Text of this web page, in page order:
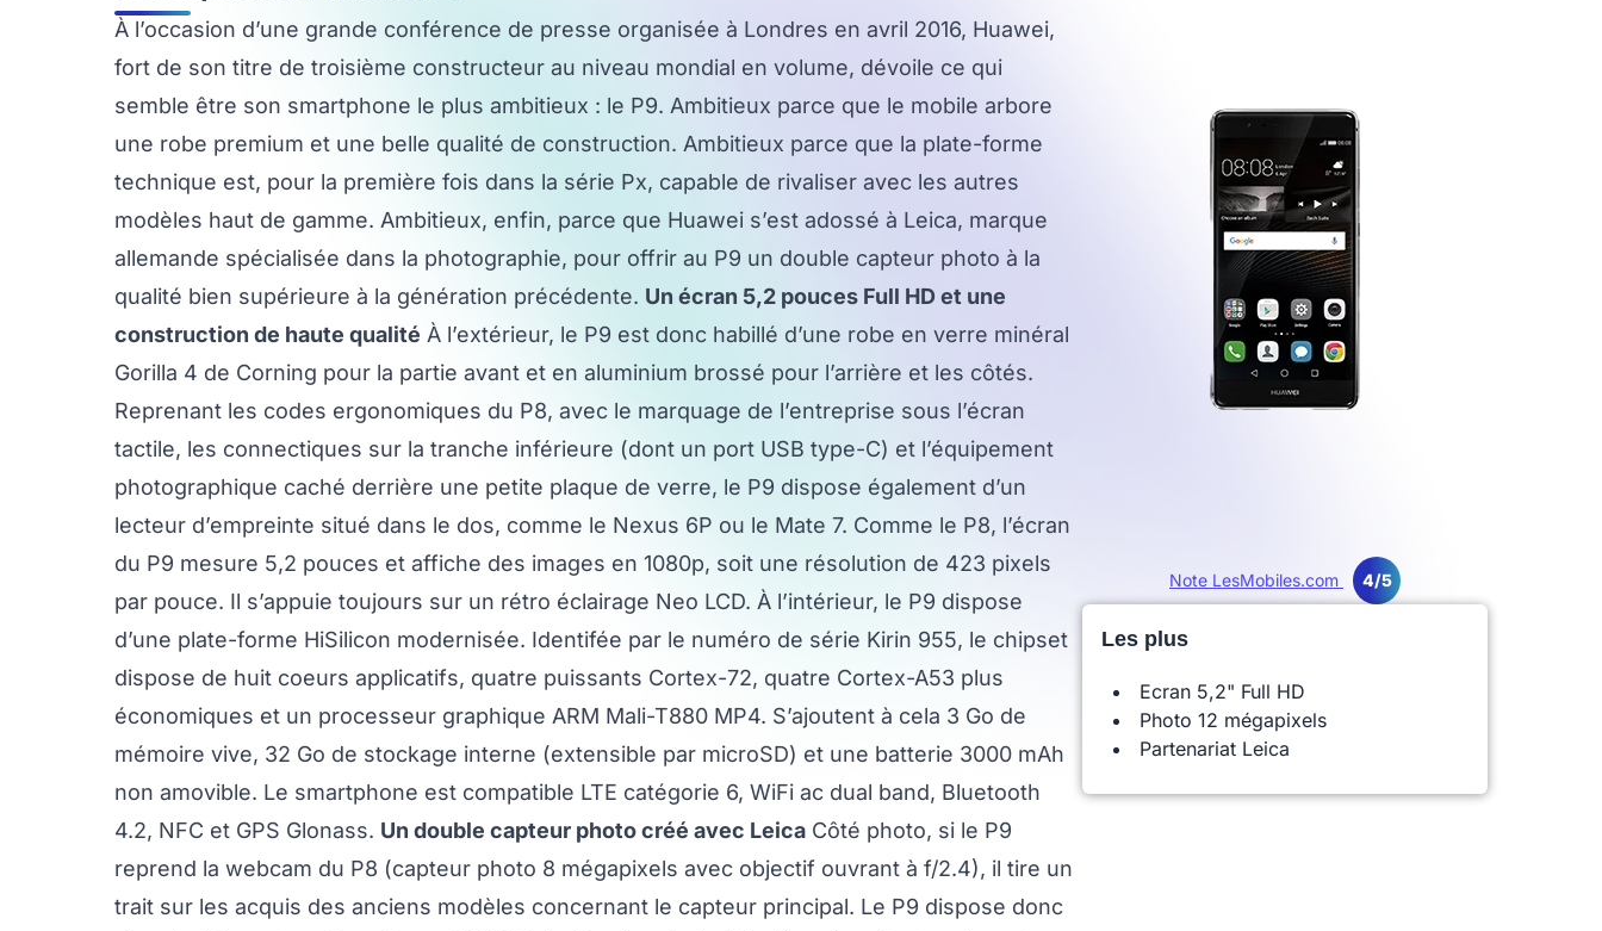
Note LesMobiles.com 4/5
Les plus
Ecran 5,2" Full HD
Photo 12 mégapixels
Partenariat Leica
À l’occasion d’une grande conférence de presse organisée à Londres en avril 2016, Huawei,
fort de son titre de troisième constructeur au niveau mondial en volume, dévoile ce qui
semble être son smartphone le plus ambitieux : le P9. Ambitieux parce que le mobile arbore
une robe premium et une belle qualité de construction. Ambitieux parce que la plate-forme
technique est, pour la première fois dans la série Px, capable de rivaliser avec les autres
modèles haut de gamme. Ambitieux, enfin, parce que Huawei s’est adossé à Leica, marque
allemande spécialisée dans la photographie, pour offrir au P9 un double capteur photo à la
qualité bien supérieure à la génération précédente. Un écran 5,2 pouces Full HD et une
construction de haute qualité À l’extérieur, le P9 est donc habillé d’une robe en verre minéral
Gorilla 4 de Corning pour la partie avant et en aluminium brossé pour l’arrière et les côtés.
Reprenant les codes ergonomiques du P8, avec le marquage de l’entreprise sous l’écran
tactile, les connectiques sur la tranche inférieure (dont un port USB type-C) et l’équipement
photographique caché derrière une petite plaque de verre, le P9 dispose également d’un
lecteur d’empreinte situé dans le dos, comme le Nexus 6P ou le Mate 7. Comme le P8, l’écran
du P9 mesure 5,2 pouces et affiche des images en 1080p, soit une résolution de 423 pixels
par pouce. Il s’appuie toujours sur un rétro éclairage Neo LCD. À l’intérieur, le P9 dispose
d’une plate-forme HiSilicon modernisée. Identifée par le numéro de série Kirin 955, le chipset
dispose de huit coeurs applicatifs, quatre puissants Cortex-72, quatre Cortex-A53 plus
économiques et un processeur graphique ARM Mali-T880 MP4. S’ajoutent à cela 3 Go de
mémoire vive, 32 Go de stockage interne (extensible par microSD) et une batterie 3000 mAh
non amovible. Le smartphone est compatible LTE catégorie 6, WiFi ac dual band, Bluetooth
4.2, NFC et GPS Glonass. Un double capteur photo créé avec Leica Côté photo, si le P9
reprend la webcam du P8 (capteur photo 8 mégapixels avec objectif ouvrant à f/2.4), il tire un
trait sur les acquis des anciens modèles concernant le capteur principal. Le P9 dispose donc